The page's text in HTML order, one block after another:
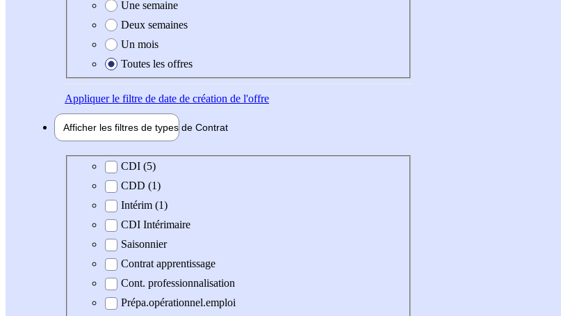
Une semaine
Deux semaines
Un mois
Toutes les offres
Appliquerle filtre de date de création de l'offre
Afficher les filtres de types de Contrat
Type de contrat
CDI (5)
CDD (1)
Intérim (1)
CDI Intérimaire
Saisonnier
Contrat apprentissage
Cont. professionnalisation
Prépa.opérationnel.emploi